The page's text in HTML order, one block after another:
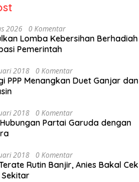
2026 0 Komentar
Lomba Kebersihan Berhadiah
Pemerintah
2018 0 Komentar
PPP Menangkan Duet Ganjar dan
2018 0 Komentar
Partai Garuda dengan
2018 0 Komentar
Rutin Banjir, Anies Bakal Cek